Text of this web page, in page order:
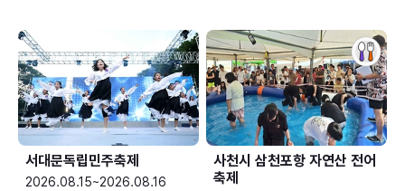
서대문독립민주축제
2026.08.15~2026.08.16
사천시 삼천포항 자연산 전어
축제